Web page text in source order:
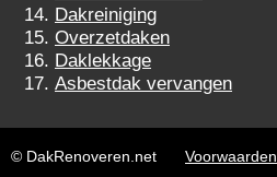
Dakreiniging
Overzetdaken
Daklekkage
Asbestdak vervangen
© DakRenoveren.net Voorwaarden